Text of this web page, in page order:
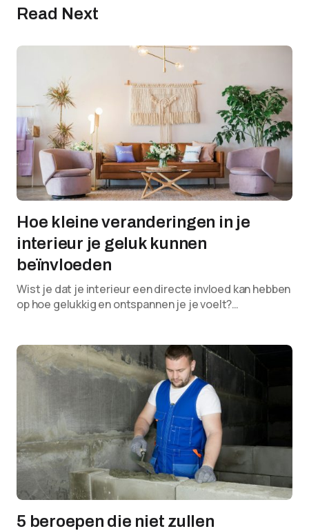
Read Next
Hoe kleine veranderingen in je
interieur je geluk kunnen
beïnvloeden
Wist je dat je interieur een directe invloed kan hebben
op hoe gelukkig en ontspannen je je voelt?…
5 beroepen die niet zullen